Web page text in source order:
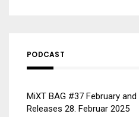
PODCAST
MiXT BAG #37 February
Releases 28. Februar 2025